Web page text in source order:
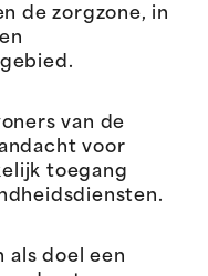
de zorgzone, in
van de
voor
toegang
als doel een